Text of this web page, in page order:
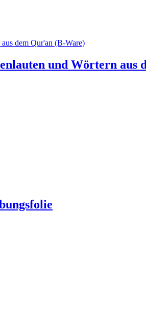
und Wörtern aus